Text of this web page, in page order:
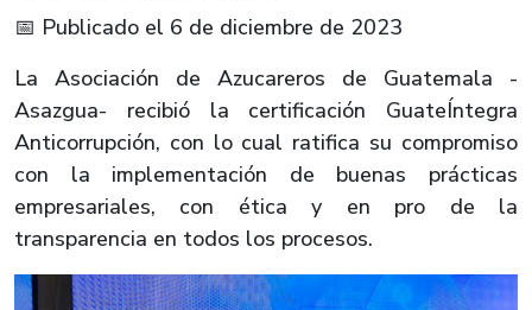
📅 Publicado el 6 de diciembre de 2023
La Asociación de Azucareros de Guatemala -
Asazgua- recibió la certificación GuateÍntegra
Anticorrupción, con lo cual ratifica su compromiso
con la implementación de buenas prácticas
empresariales, con ética y en pro de la
transparencia en todos los procesos.